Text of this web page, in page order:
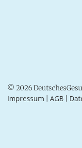
© 2026
Impressum AGB